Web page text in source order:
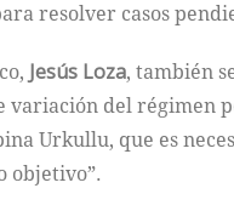
resolver casos
Jesús Loza, también
del régimen
Urkullu, que es
objetivo”.